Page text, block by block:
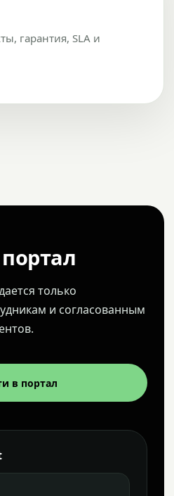
гарантия, SLA и
только
и согласованным
в портал